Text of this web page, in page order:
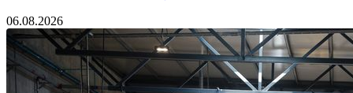
06.08.2026